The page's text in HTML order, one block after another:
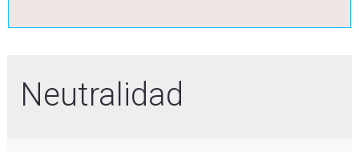
Neutralidad